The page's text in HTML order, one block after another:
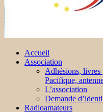
Accueil
Association
Adhésions,
Pacifique,
L’association
Demande
Radioamateurs